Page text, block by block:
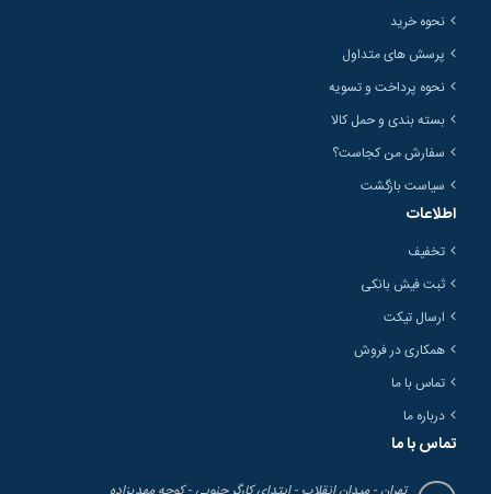
نحوه خرید
پرسش های متداول
نحوه پرداخت و تسویه
بسته بندی و حمل کالا
سفارش من کجاست؟
سیاست بازگشت
اطلاعات
تخفیف
ثبت فیش بانکی
ارسال تیکت
همکاری در فروش
تماس با ما
درباره ما
تماس با ما